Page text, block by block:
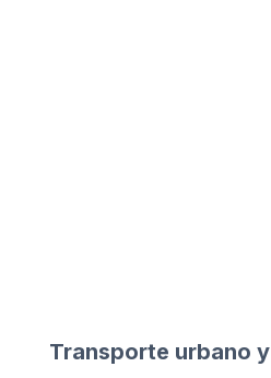
Transporte urbano